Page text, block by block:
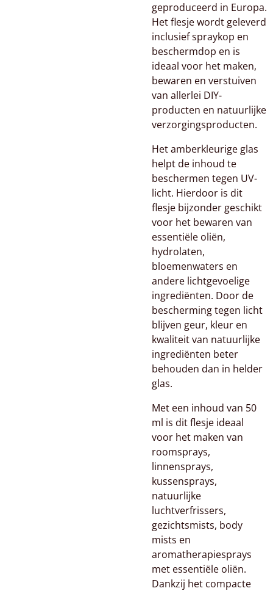
geproduceerd in Europa.
Het flesje wordt geleverd
inclusief spraykop en
beschermdop en is
ideaal voor het maken,
bewaren en verstuiven
van allerlei DIY-
producten en natuurlijke
verzorgingsproducten.
Het amberkleurige glas
helpt de inhoud te
beschermen tegen UV-
licht. Hierdoor is dit
flesje bijzonder geschikt
voor het bewaren van
essentiële oliën,
hydrolaten,
bloemenwaters en
andere lichtgevoelige
ingrediënten. Door de
bescherming tegen licht
blijven geur, kleur en
kwaliteit van natuurlijke
ingrediënten beter
behouden dan in helder
glas.
Met een inhoud van 50
ml is dit flesje ideaal
voor het maken van
roomsprays,
linnensprays,
kussensprays,
natuurlijke
luchtverfrissers,
gezichtsmists, body
mists en
aromatherapiesprays
met essentiële oliën.
Dankzij het compacte